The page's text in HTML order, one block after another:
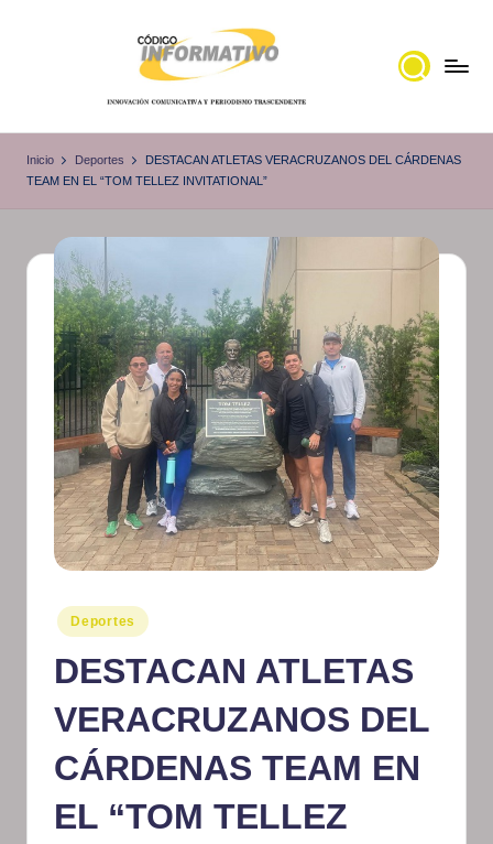
ó
i
g
o
I
n
f
o
r
m
at
o
noticias
Inicio Deportes
DESTACAN ATLETAS VERACRUZANOS DEL CÁRDENAS
TEAM EN EL “TOM TELLEZ INVITATIONAL”
Publicado
en
Deportes
DESTACAN ATLETAS
VERACRUZANOS DEL
CÁRDENAS TEAM EN
EL “TOM TELLEZ